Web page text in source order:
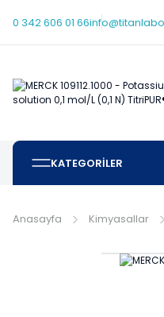
0 342 606 01 66
KATEGORİLER
Anasayfa Kimyasallar